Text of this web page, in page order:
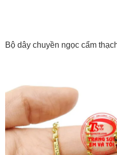
Bộ dây chuyền ngọc cẩm